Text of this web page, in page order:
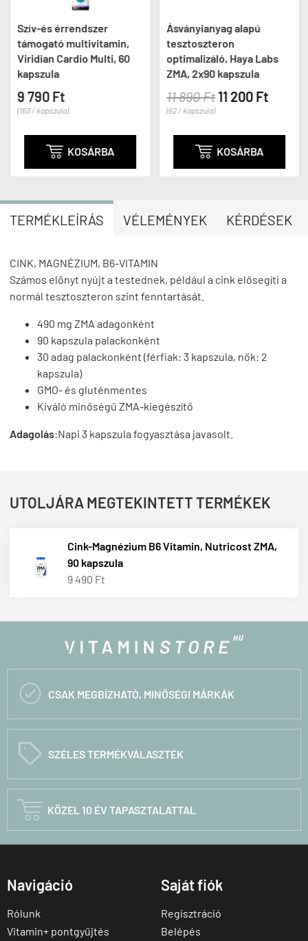
Szív-és érrendszer
támogató multivitamin,
Viridian Cardio Multi, 60
kapszula
9 790 Ft
(163 / kapszula)
 KOSÁRBA
Ásványianyag alapú
tesztoszteron
optimalizáló, Haya Labs
ZMA, 2x90 kapszula
11 890 Ft 11 200 Ft
(62 / kapszula)
 KOSÁRBA
TERMÉKLEÍRÁS VÉLEMÉNYEK KÉRDÉSEK
CINK, MAGNÉZIUM, B6-VITAMIN
Számos előnyt nyújt a testednek, például a cink elősegíti a
normál tesztoszteron szint fenntartását.
490 mg ZMA adagonként
90 kapszula palackonként
30 adag palackonként (férfiak: 3 kapszula, nők: 2
kapszula)
GMO- és gluténmentes
Kiváló minőségű ZMA-kiegészítő
Adagolás:Napi 3 kapszula fogyasztása javasolt.
UTOLJÁRA MEGTEKINTETT TERMÉKEK
Cink-Magnézium B6 Vitamin, Nutricost ZMA,
90 kapszula
9 490 Ft
 CSAK MEGBÍZHATÓ, MINŐSÉGI MÁRKÁK
C SZÉLES TERMÉKVÁLASZTÉK
 KÖZEL 10 ÉV TAPASZTALATTAL
Navigáció
Rólunk
Vitamin+ pontgyűjtés
Saját fiók
Regisztráció
Belépés